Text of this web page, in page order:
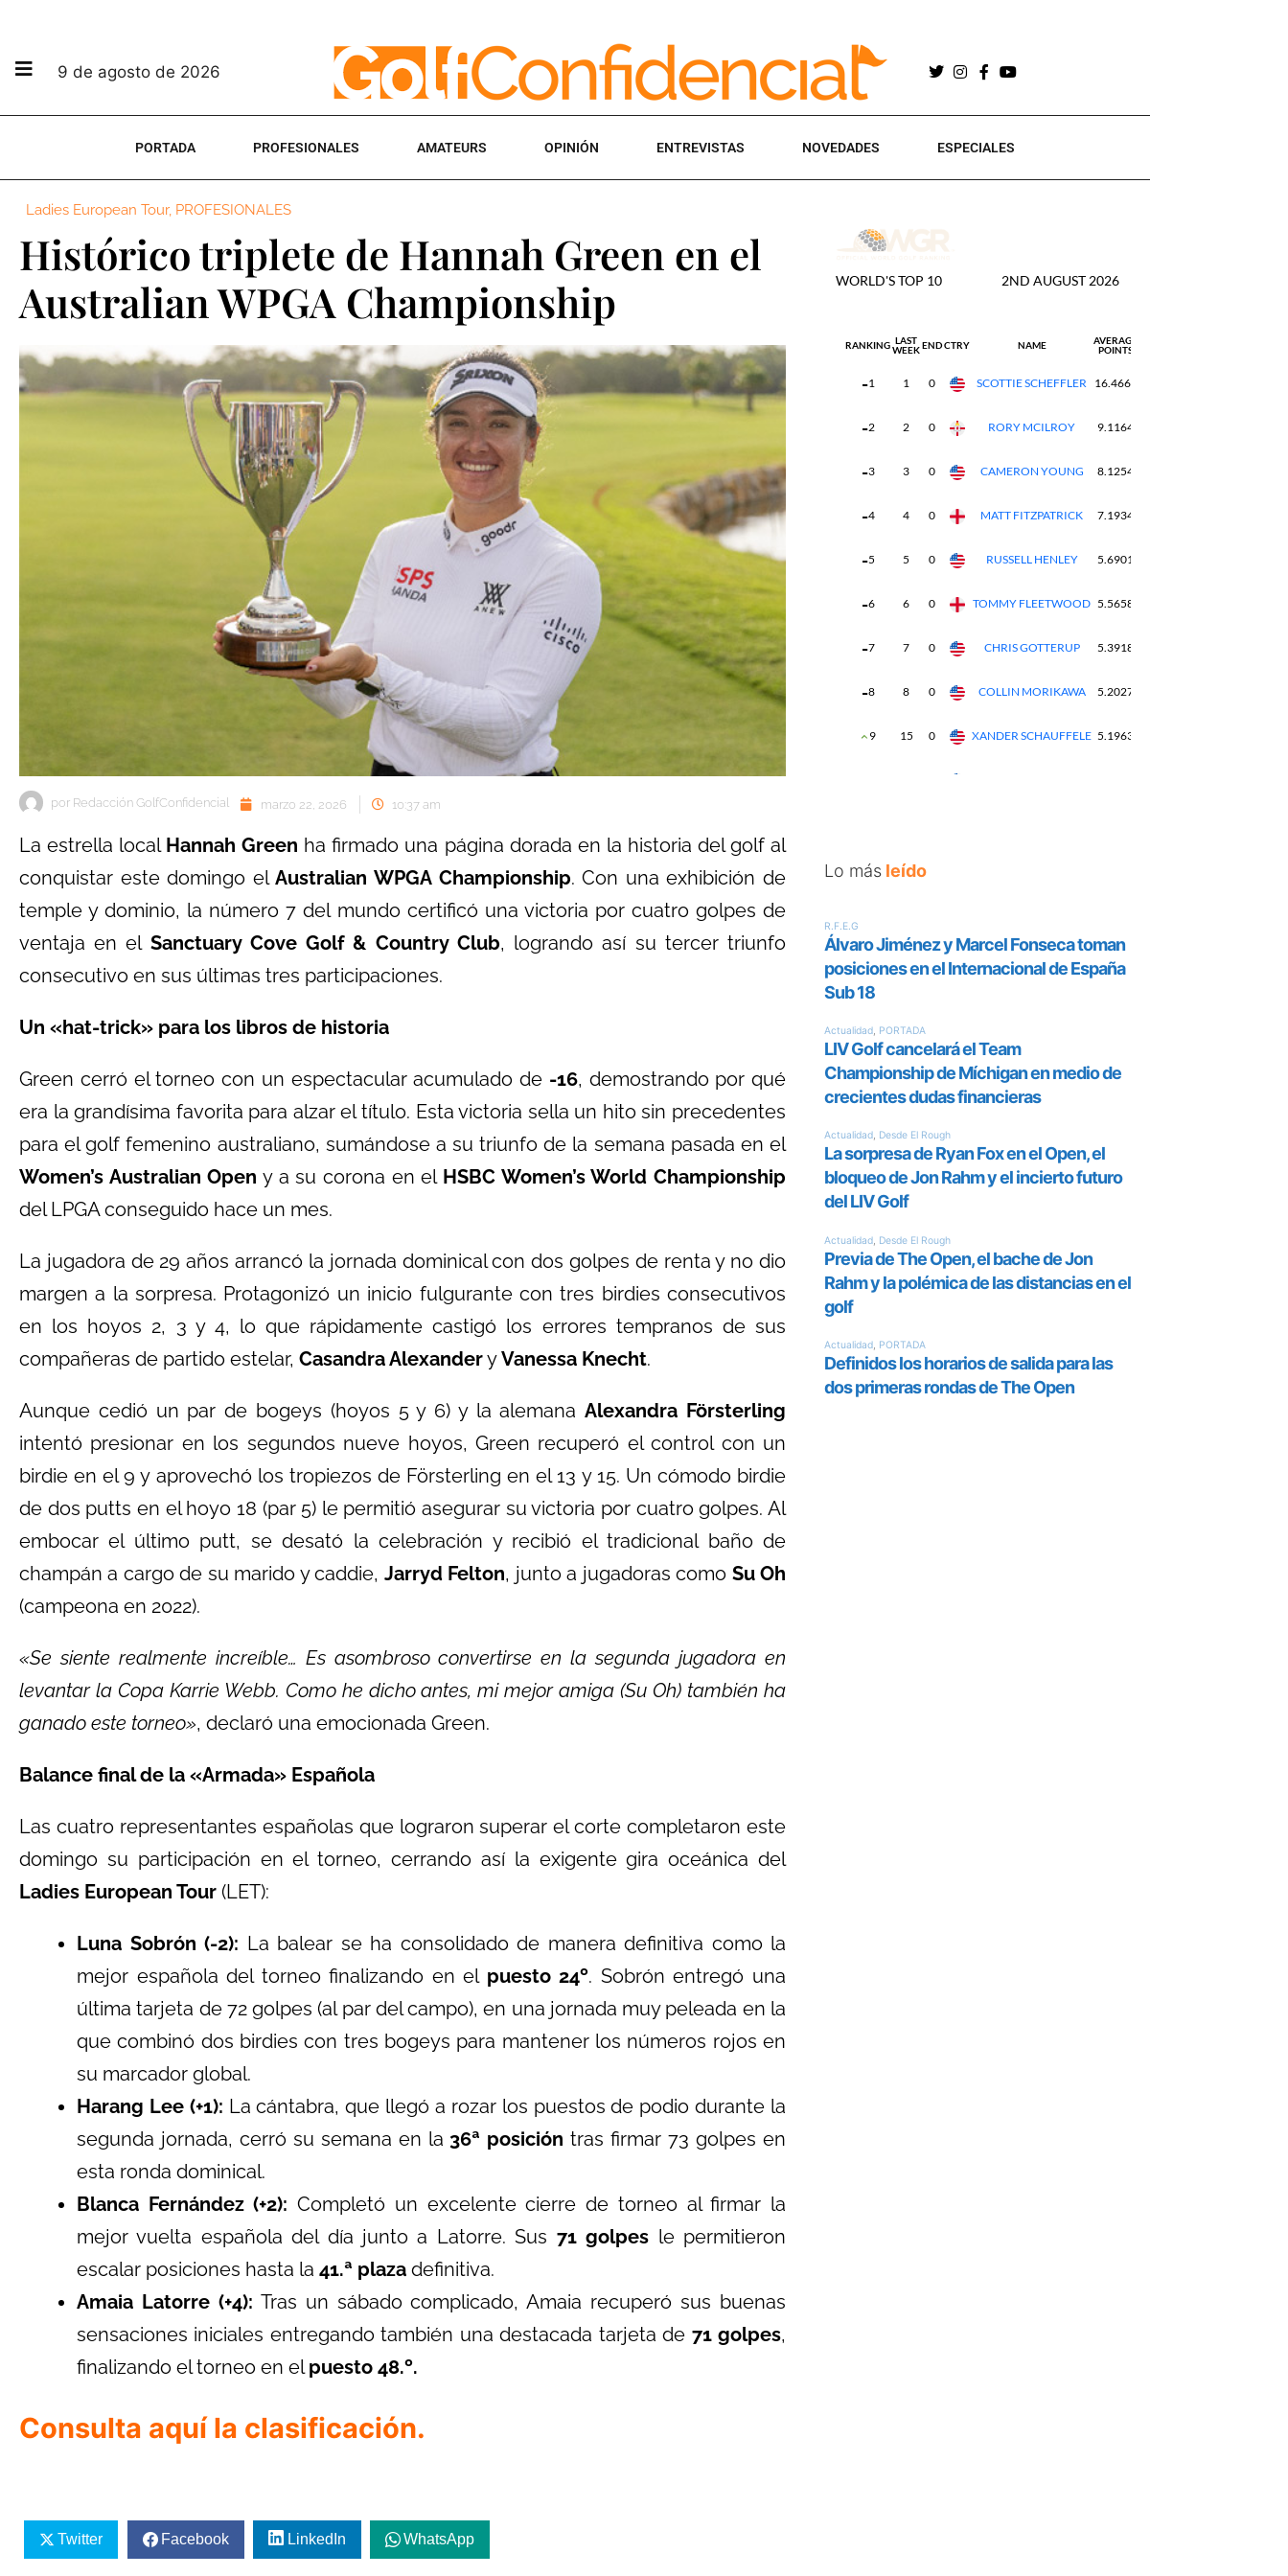
9 de agosto de 2026
PORTADA PROFESIONALES AMATEURS OPINIÓN ENTREVISTAS NOVEDADES ESPECIALES
Ladies European Tour, PROFESIONALES
Histórico triplete de Hannah Green en el
Australian WPGA Championship
por Redacción GolfConfidencial marzo 22, 2026 10:37 am
La estrella local Hannah Green ha firmado una página dorada en la historia del golf al
conquistar este domingo elAustralian WPGA Championship. Con una exhibición de
temple y dominio, la número 7 del mundo certificó una victoria por cuatro golpes de
ventaja en el Sanctuary Cove Golf & Country Club, logrando así su tercer triunfo
consecutivo en sus últimas tres participaciones.
Un «hat-trick» para los libros de historia
Green cerró el torneo con un espectacular acumulado de -16, demostrando por qué
era la grandísima favorita para alzar el título. Esta victoria sella un hito sin precedentes
para el golf femenino australiano, sumándose a su triunfo de la semana pasada en el
Women’s Australian Open y a su corona en el HSBC Women’s World Championship
del LPGA conseguido hace un mes.
La jugadora de 29 años arrancó la jornada dominical con dos golpes de renta y no dio
margen a la sorpresa. Protagonizó un inicio fulgurante con tres birdies consecutivos
en los hoyos 2, 3 y 4, lo que rápidamente castigó los errores tempranos de sus
compañeras de partido estelar, Casandra AlexanderyVanessa Knecht.
Aunque cedió un par de bogeys (hoyos 5 y 6) y la alemanaAlexandra Försterling
intentó presionar en los segundos nueve hoyos, Green recuperó el control con un
birdie en el 9 y aprovechó los tropiezos de Försterling en el 13 y 15. Un cómodo birdie
de dos putts en el hoyo 18 (par 5) le permitió asegurar su victoria por cuatro golpes. Al
embocar el último putt, se desató la celebración y recibió el tradicional baño de
champán a cargo de su marido y caddie, Jarryd Felton, junto a jugadoras como Su Oh
(campeona en 2022).
«Se siente realmente increíble… Es asombroso convertirse en la segunda jugadora en
levantar la Copa Karrie Webb. Como he dicho antes, mi mejor amiga (Su Oh) también ha
ganado este torneo», declaró una emocionada Green.
Balance final de la «Armada» Española
Las cuatro representantes españolas que lograron superar el corte completaron este
domingo su participación en el torneo, cerrando así la exigente gira oceánica del
Ladies European Tour (LET):
Luna Sobrón (-2): La balear se ha consolidado de manera definitiva como la
mejor española del torneo finalizando en el puesto 24º. Sobrón entregó una
última tarjeta de 72 golpes (al par del campo), en una jornada muy peleada en la
que combinó dos birdies con tres bogeys para mantener los números rojos en
su marcador global.
Harang Lee (+1): La cántabra, que llegó a rozar los puestos de podio durante la
segunda jornada, cerró su semana en la 36ª posición tras firmar 73 golpes en
esta ronda dominical.
Blanca Fernández (+2): Completó un excelente cierre de torneo al firmar la
mejor vuelta española del día junto a Latorre. Sus 71 golpes le permitieron
escalar posiciones hasta la 41.ª plaza definitiva.
Amaia Latorre (+4): Tras un sábado complicado, Amaia recuperó sus buenas
sensaciones iniciales entregando también una destacada tarjeta de 71 golpes,
finalizando el torneo en elpuesto 48.º.
Consulta aquí la clasificación.
Twitter Facebook LinkedIn WhatsApp
Lo más leído